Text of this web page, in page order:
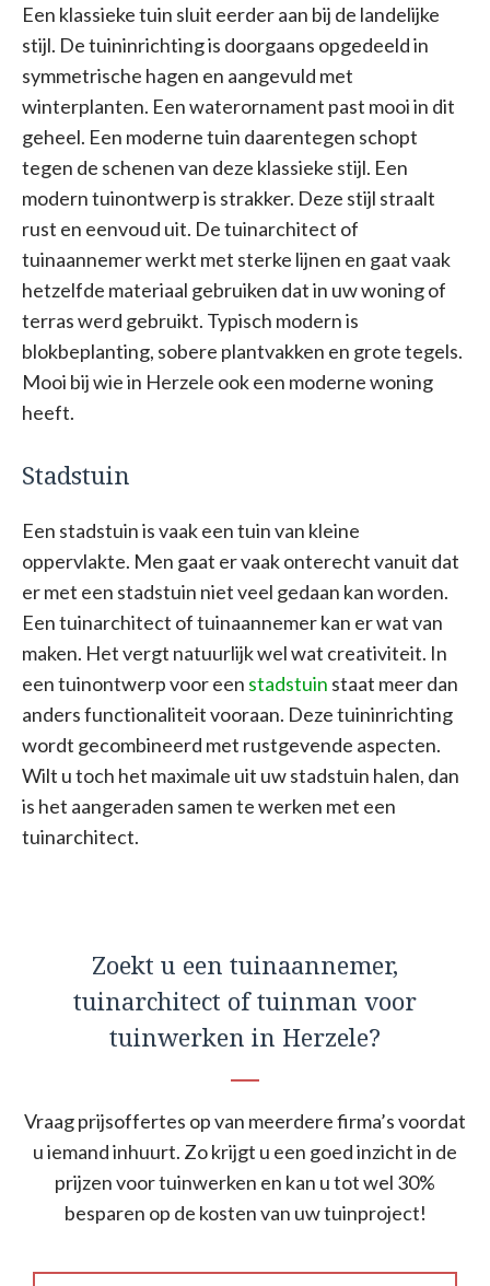
Een klassieke tuin sluit eerder aan bij de landelijke
stijl. De tuininrichting is doorgaans opgedeeld in
symmetrische hagen en aangevuld met
winterplanten. Een waterornament past mooi in dit
geheel. Een moderne tuin daarentegen schopt
tegen de schenen van deze klassieke stijl. Een
modern tuinontwerp is strakker. Deze stijl straalt
rust en eenvoud uit. De tuinarchitect of
tuinaannemer werkt met sterke lijnen en gaat vaak
hetzelfde materiaal gebruiken dat in uw woning of
terras werd gebruikt. Typisch modern is
blokbeplanting, sobere plantvakken en grote tegels.
Mooi bij wie in Herzele ook een moderne woning
heeft.
Stadstuin
Een stadstuin is vaak een tuin van kleine
oppervlakte. Men gaat er vaak onterecht vanuit dat
er met een stadstuin niet veel gedaan kan worden.
Een tuinarchitect of tuinaannemer kan er wat van
maken. Het vergt natuurlijk wel wat creativiteit. In
een tuinontwerp voor een stadstuin staat meer dan
anders functionaliteit vooraan. Deze tuininrichting
wordt gecombineerd met rustgevende aspecten.
Wilt u toch het maximale uit uw stadstuin halen, dan
is het aangeraden samen te werken met een
tuinarchitect.
Zoekt u een tuinaannemer,
tuinarchitect of tuinman voor
tuinwerken in Herzele?
Vraag prijsoffertes op van meerdere firma’s voordat
u iemand inhuurt. Zo krijgt u een goed inzicht in de
prijzen voor tuinwerken en kan u tot wel 30%
besparen op de kosten van uw tuinproject!